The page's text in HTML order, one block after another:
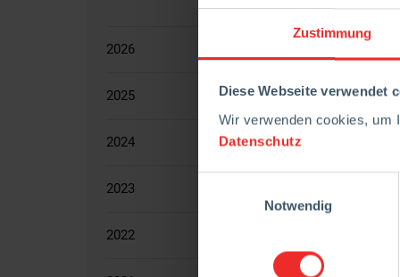
Zustimmung
Diese Webseite verwendet
Wir verwenden cookies, um
Datenschutz
Notwendig
2026
2025
2024
2023
2022